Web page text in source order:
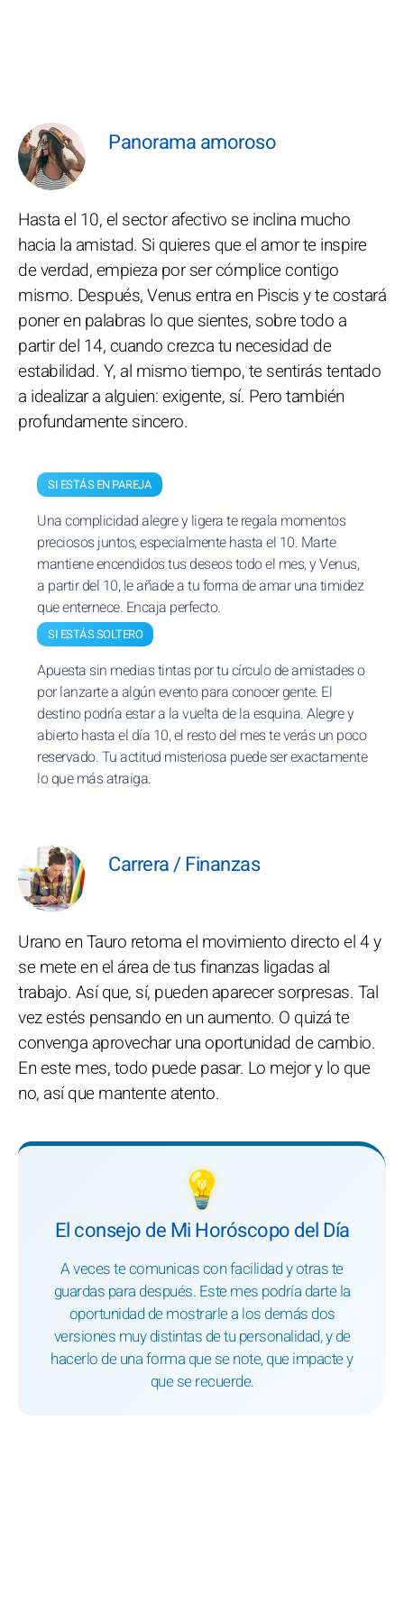
Panorama amoroso
Hasta el 10, el sector afectivo se inclina mucho
hacia la amistad. Si quieres que el amor te inspire
de verdad, empieza por ser cómplice contigo
mismo. Después, Venus entra en Piscis y te costará
poner en palabras lo que sientes, sobre todo a
partir del 14, cuando crezca tu necesidad de
estabilidad. Y, al mismo tiempo, te sentirás tentado
a idealizar a alguien: exigente, sí. Pero también
profundamente sincero.
SI ESTÁS EN PAREJA
Una complicidad alegre y ligera te regala momentos
preciosos juntos, especialmente hasta el 10. Marte
mantiene encendidos tus deseos todo el mes, y Venus,
a partir del 10, le añade a tu forma de amar una timidez
que enternece. Encaja perfecto.
SI ESTÁS SOLTERO
Apuesta sin medias tintas por tu círculo de amistades o
por lanzarte a algún evento para conocer gente. El
destino podría estar a la vuelta de la esquina. Alegre y
abierto hasta el día 10, el resto del mes te verás un poco
reservado. Tu actitud misteriosa puede ser exactamente
lo que más atraiga.
Carrera / Finanzas
Urano en Tauro retoma el movimiento directo el 4 y
se mete en el área de tus finanzas ligadas al
trabajo. Así que, sí, pueden aparecer sorpresas. Tal
vez estés pensando en un aumento. O quizá te
convenga aprovechar una oportunidad de cambio.
En este mes, todo puede pasar. Lo mejor y lo que
no, así que mantente atento.
💡
El consejo de Mi Horóscopo del Día
A veces te comunicas con facilidad y otras te
guardas para después. Este mes podría darte la
oportunidad de mostrarle a los demás dos
versiones muy distintas de tu personalidad, y de
hacerlo de una forma que se note, que impacte y
que se recuerde.